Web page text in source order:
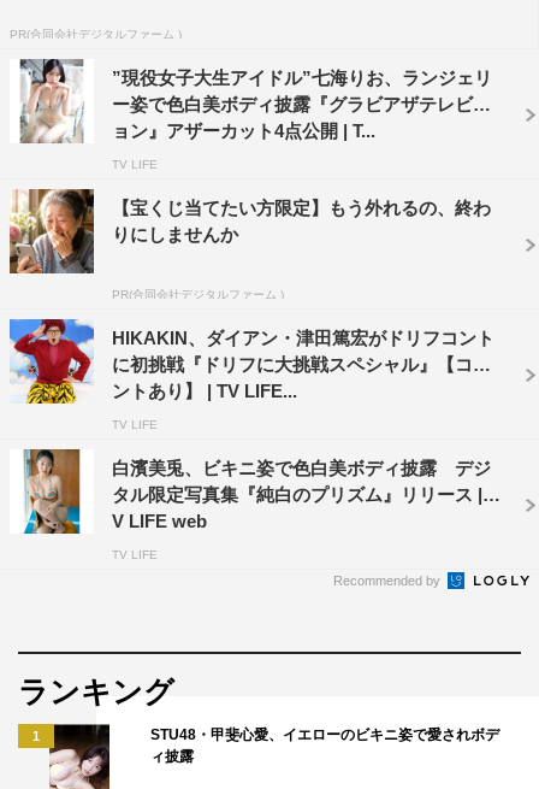
PR(合同会社デジタルファーム )
”現役女子大生アイドル”七海りお、ランジェリ
ー姿で色白美ボディ披露『グラビアザテレビジ
ョン』アザーカット4点公開 | T...
TV LIFE
【宝くじ当てたい方限定】もう外れるの、終わ
りにしませんか
PR(合同会社デジタルファーム )
HIKAKIN、ダイアン・津田篤宏がドリフコント
に初挑戦『ドリフに大挑戦スペシャル』【コメ
ントあり】 | TV LIFE...
TV LIFE
白濱美兎、ビキニ姿で色白美ボディ披露 デジ
タル限定写真集『純白のプリズム』リリース | T
V LIFE web
TV LIFE
Recommended by
ランキング
1
STU48・甲斐心愛、イエローのビキニ姿で愛されボデ
ィ披露